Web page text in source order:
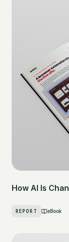
How AI Is
REPORT eBook